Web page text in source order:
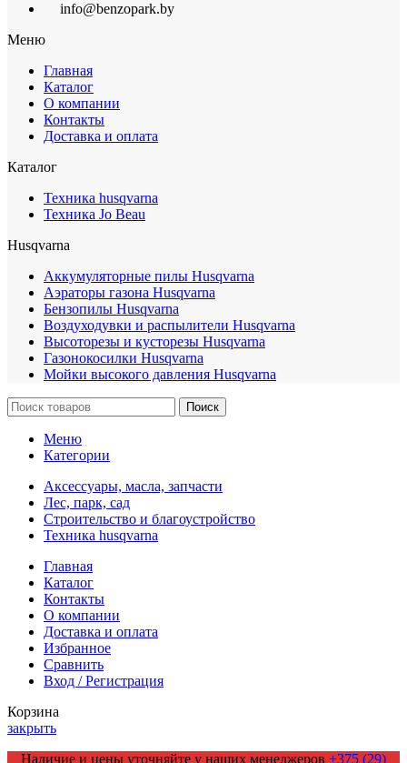
info@benzopark.by
Меню
Главная
Каталог
О компании
Контакты
Доставка и оплата
Каталог
Техника husqvarna
Техника Jo Beau
Husqvarna
Аккумуляторные пилы Husqvarna
Аэраторы газона Husqvarna
Бензопилы Husqvarna
Воздуходувки и распылители Husqvarna
Высоторезы и кусторезы Husqvarna
Газонокосилки Husqvarna
Мойки высокого давления Husqvarna
Поиск
Меню
Категории
Аксессуары, масла, запчасти
Лес, парк, сад
Строительство и благоустройство
Техника husqvarna
Главная
Каталог
Контакты
О компании
Доставка и оплата
Избранное
Сравнить
Вход / Регистрация
Корзина
закрыть
Наличие и цены уточняйте у наших менеджеров +375 (29)